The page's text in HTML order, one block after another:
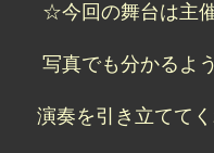
☆今回の舞台は主
写真でも分かるよ
演奏を引き立てて